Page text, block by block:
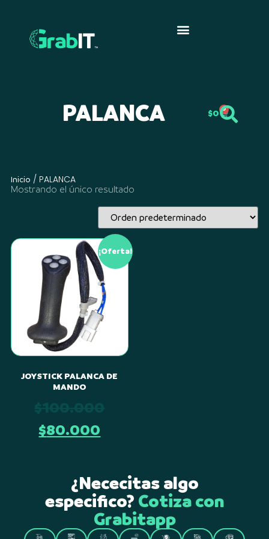
PALANCA $0 0
Inicio / PALANCA
Mostrando el único resultado
¡Oferta!
JOYSTICK PALANCA DE
MANDO
$80.000
¿Nececitas algo
especifico? Cotiza con
Grabitapp
automáticamente
una
cotización
cada
detalle
para
garantizar
No
necesitas
tarjetas
de
Ejecutamos
la
compra
Monitorea
paso
Tu
llega